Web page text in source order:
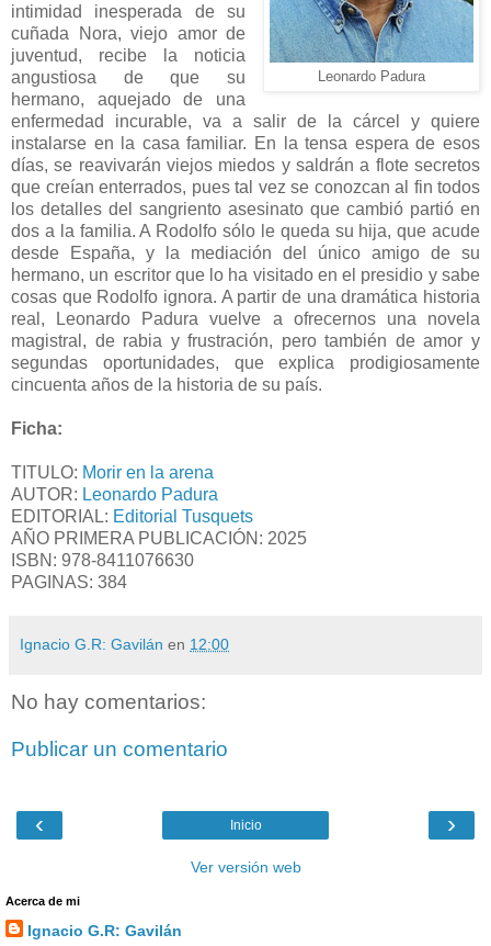
Leonardo Padura
intimidad inesperada de su
cuñada Nora, viejo amor de
juventud, recibe la noticia
angustiosa de que su
hermano, aquejado de una
enfermedad incurable, va a salir de la cárcel y quiere
instalarse en la casa familiar. En la tensa espera de esos
días, se reavivarán viejos miedos y saldrán a flote secretos
que creían enterrados, pues tal vez se conozcan al fin todos
los detalles del sangriento asesinato que cambió partió en
dos a la familia. A Rodolfo sólo le queda su hija, que acude
desde España, y la mediación del único amigo de su
hermano, un escritor que lo ha visitado en el presidio y sabe
cosas que Rodolfo ignora. A partir de una dramática historia
real, Leonardo Padura vuelve a ofrecernos una novela
magistral, de rabia y frustración, pero también de amor y
segundas oportunidades, que explica prodigiosamente
cincuenta años de la historia de su país.
Ficha:
TITULO: Morir en la arena
AUTOR: Leonardo Padura
EDITORIAL: Editorial Tusquets
AÑO PRIMERA PUBLICACIÓN: 2025
ISBN: 978-8411076630
PAGINAS: 384
Ignacio G.R: Gavilán en 12:00
No hay comentarios:
Publicar un comentario
‹ ›
Inicio
Ver versión web
Acerca de mi
Ignacio G.R: Gavilán